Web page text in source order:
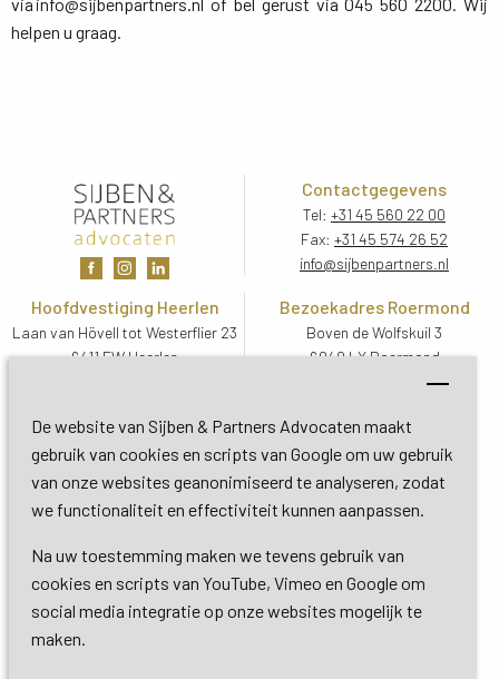
De website van Sijben & Partners Advocaten maakt
gebruik van cookies en scripts van Google om uw gebruik
van onze websites geanonimiseerd te analyseren, zodat
we functionaliteit en effectiviteit kunnen aanpassen.
Na uw toestemming maken we tevens gebruik van
cookies en scripts van YouTube, Vimeo en Google om
social media integratie op onze websites mogelijk te
maken.
helpen u graag.
Contactgegevens
Tel: +31 45 560 22 00
Fax: +31 45 574 26 52
info@sijbenpartners.nl
Hoofdvestiging Heerlen
Laan van Hövell tot Westerflier 23
6411 EW Heerlen
Bezoekadres Roermond
Boven de Wolfskuil 3
6049 LX Roermond
Routebeschrijving
Bezoekadres De Bilt
Soestdijkseweg Zuid 13
3732 HC De Bilt (Utrecht)
Copyright 2026 © Sijben & Partners